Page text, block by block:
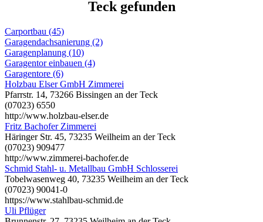
Teck gefunden
Carportbau (45)
Garagendachsanierung (2)
Garagenplanung (10)
Garagentor einbauen (4)
Garagentore (6)
Holzbau Elser GmbH Zimmerei
Pfarrstr. 14, 73266 Bissingen an der Teck
(07023) 6550
http://www.holzbau-elser.de
Fritz Bachofer Zimmerei
Häringer Str. 45, 73235 Weilheim an der Teck
(07023) 909477
http://www.zimmerei-bachofer.de
Schmid Stahl- u. Metallbau GmbH Schlosserei
Tobelwasenweg 40, 73235 Weilheim an der Teck
(07023) 90041-0
https://www.stahlbau-schmid.de
Uli Pflüger